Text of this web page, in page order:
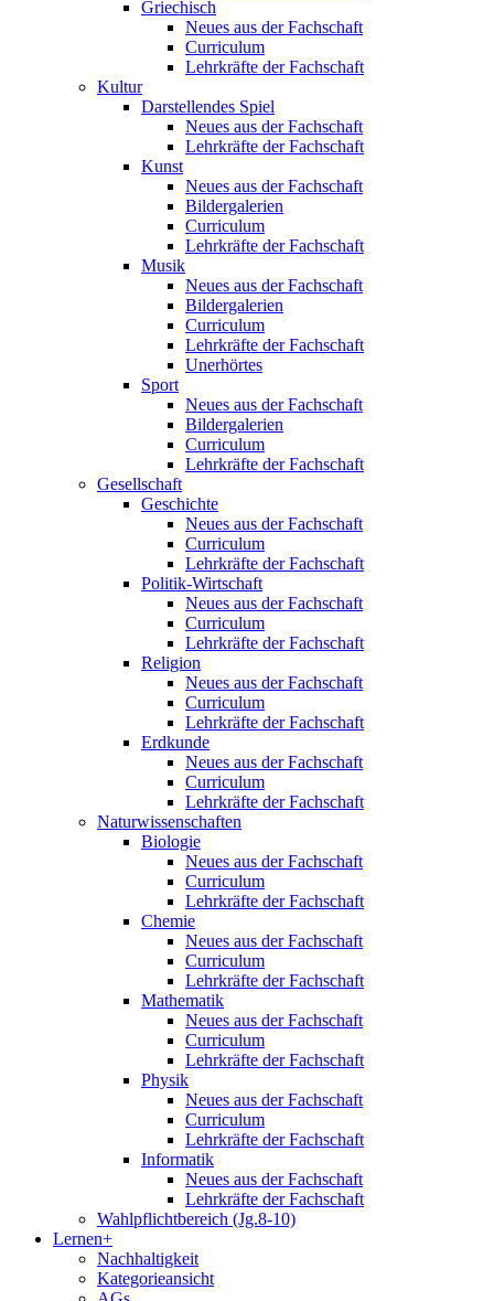
Griechisch
Neues aus der Fachschaft
Curriculum
Lehrkräfte der Fachschaft
Kultur
Darstellendes Spiel
Neues aus der Fachschaft
Lehrkräfte der Fachschaft
Kunst
Neues aus der Fachschaft
Bildergalerien
Curriculum
Lehrkräfte der Fachschaft
Musik
Neues aus der Fachschaft
Bildergalerien
Curriculum
Lehrkräfte der Fachschaft
Unerhörtes
Sport
Neues aus der Fachschaft
Bildergalerien
Curriculum
Lehrkräfte der Fachschaft
Gesellschaft
Geschichte
Neues aus der Fachschaft
Curriculum
Lehrkräfte der Fachschaft
Politik-Wirtschaft
Neues aus der Fachschaft
Curriculum
Lehrkräfte der Fachschaft
Religion
Neues aus der Fachschaft
Curriculum
Lehrkräfte der Fachschaft
Erdkunde
Neues aus der Fachschaft
Curriculum
Lehrkräfte der Fachschaft
Naturwissenschaften
Biologie
Neues aus der Fachschaft
Curriculum
Lehrkräfte der Fachschaft
Chemie
Neues aus der Fachschaft
Curriculum
Lehrkräfte der Fachschaft
Mathematik
Neues aus der Fachschaft
Curriculum
Lehrkräfte der Fachschaft
Physik
Neues aus der Fachschaft
Curriculum
Lehrkräfte der Fachschaft
Informatik
Neues aus der Fachschaft
Lehrkräfte der Fachschaft
Wahlpflichtbereich (Jg.8-10)
Lernen+
Nachhaltigkeit
Kategorieansicht